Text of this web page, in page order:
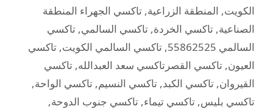
الكويت, المنطقة الزراعية, تاكسي الجهراء المنطقة
الصناعية, تاكسي الخردة, تاكسي السالمي, تاكسي
السالمي 55862525
, تاكسي السالمي الكويت, تاكسي
العيون, تاكسي القصرتاكسي سعد العبدالله, تاكسي
القيروان, تاكسي الكبد, تاكسي النسيم, تاكسي الواحة,
تاكسي بليس, تاكسي تيماء, تاكسي جنوب الدوحة,